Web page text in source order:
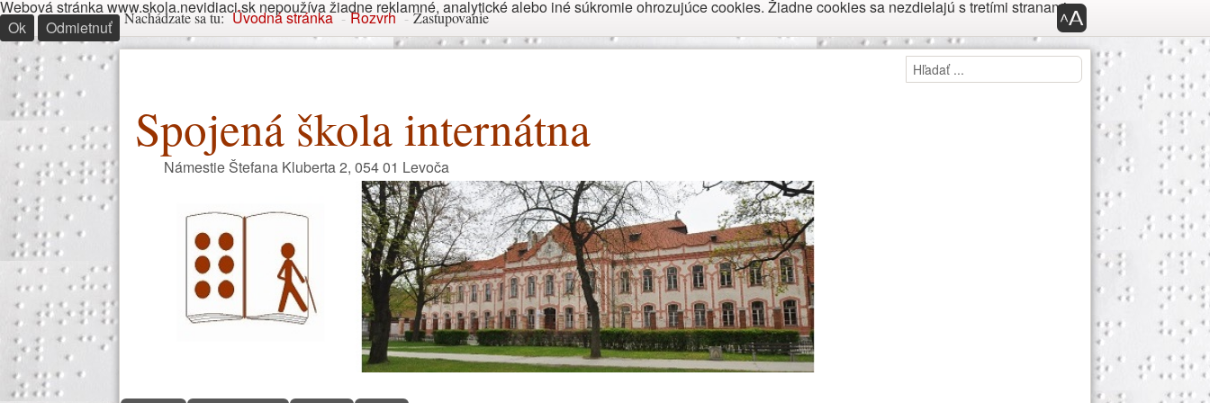
Nachádzate sa tu
Nachádzate sa tu:Úvodná stránka - Rozvrh - Zastupovanie Panel
Panel prístupnosti
Hľadaj
Hľadať ...
Spojená škola internátna
Námestie Štefana Kluberta 2, 054 01 Levoča
Webová stránka www.skola.nevidiaci.sk nepoužíva žiadne reklamné, analytické alebo iné súkromie ohrozujúce cookies. Žiadne cookies sa nezdielajú s tretími stranami.
Ok
Odmietnuť